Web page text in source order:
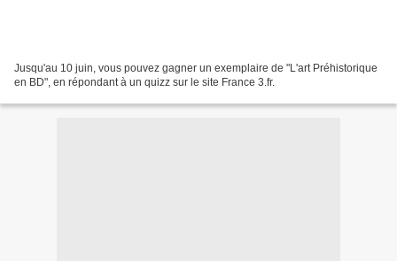
Jusqu'au 10 juin, vous pouvez gagner un exemplaire de "L'art Préhistorique
en BD", en répondant à un quizz sur le site France 3.fr.